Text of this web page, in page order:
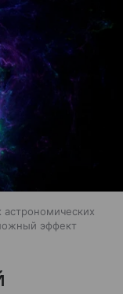
эффект